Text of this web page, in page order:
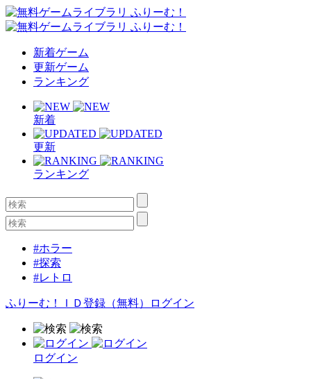
新着ゲーム
更新ゲーム
ランキング
新着
更新
ランキング
#ホラー
#探索
#レトロ
ふりーむ！ＩＤ登録（無料） ログイン
ログイン